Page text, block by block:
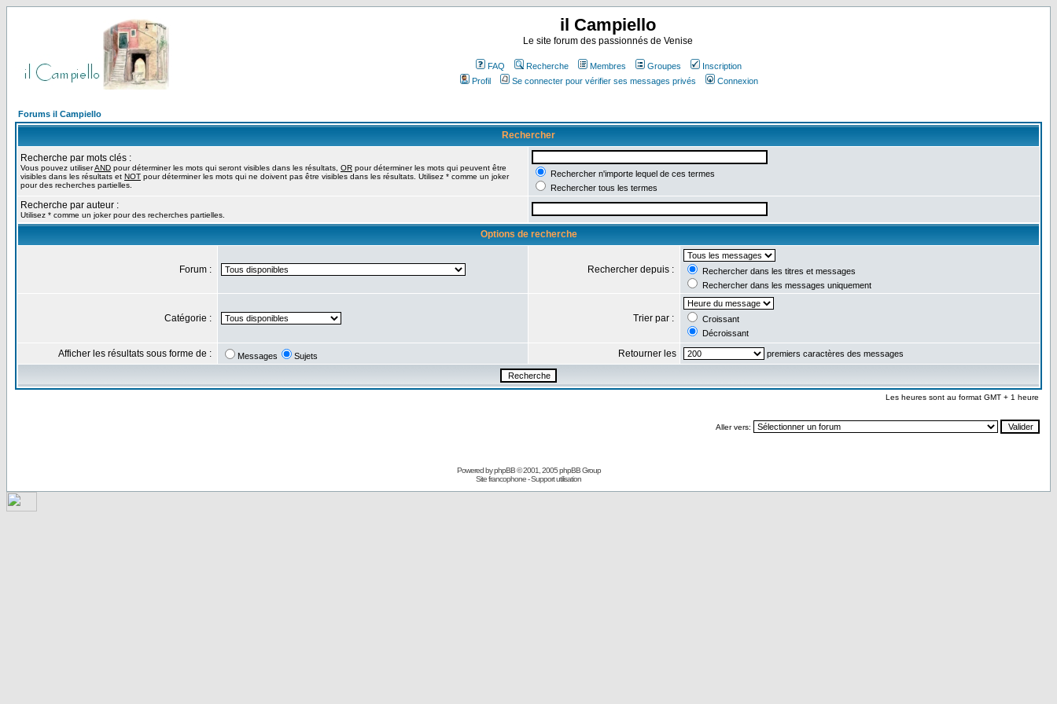
il Campiello
Le site forum des passionnés de Venise
FAQ Recherche Membres Groupes
Inscription
Profil
Se connecter pour vérifier ses messages privés Connexion
Forums il Campiello
Rechercher
Recherche par mots clés :
Vous pouvez utiliserAND pour déterminer les mots qui seront visibles dans les résultats, OR pour déterminer les mots qui peuvent être
visibles dans les résultats et NOT pour déterminer les mots qui ne doivent pas être visibles dans les résultats. Utilisez * comme un joker
pour des recherches partielles.
Rechercher n'importe lequel de ces termes
Rechercher tous les termes
Recherche par auteur :
Utilisez * comme un joker pour des recherches partielles.
Options de recherche
Forum : Rechercher depuis :
Rechercher dans les titres et messages
Rechercher dans les messages uniquement
Catégorie : Trier par :
Croissant
Décroissant
Afficher les résultats sous forme de : Messages Sujets Retourner les premiers caractères des messages
Les heures sont au format GMT + 1 heure
Aller vers:
Powered byphpBB© 2001, 2005 phpBB Group
Site francophone-Support utilisation